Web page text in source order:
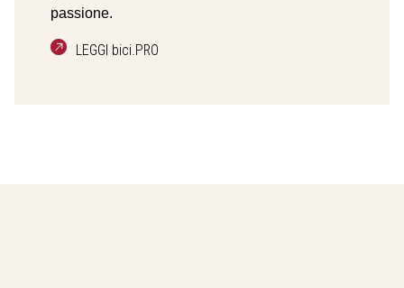
passione.
LEGGI bici.PRO